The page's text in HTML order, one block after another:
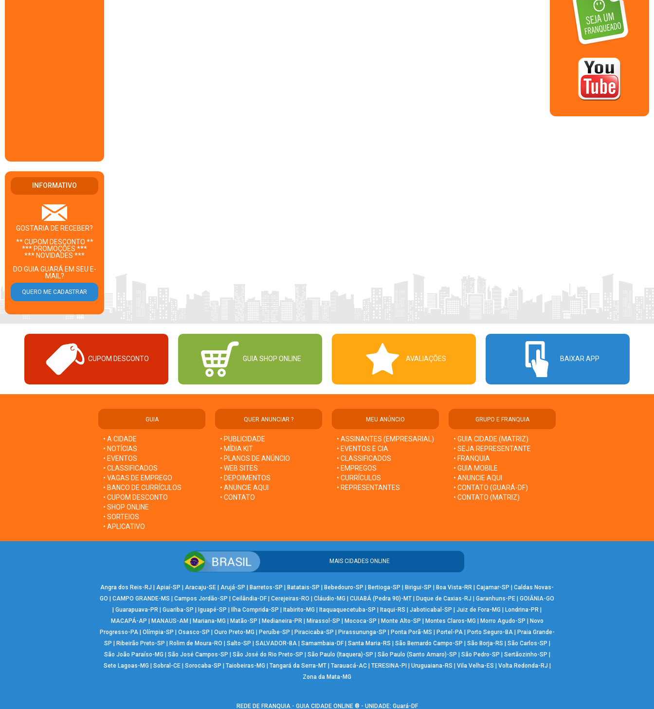
INFORMATIVO
GOSTARIA DE RECEBER?
** CUPOM DESCONTO **
*** PROMOÇÕES ***
*** NOVIDADES ***
DO GUIA GUARÁ EM SEU E-
MAIL?
CUPOM DESCONTO GUIA SHOP ONLINE AVALIAÇÕES BAIXAR APP
GUIA
• A CIDADE
• NOTÍCIAS
• EVENTOS
• CLASSIFICADOS
• VAGAS DE EMPREGO
• BANCO DE CURRÍCULOS
• CUPOM DESCONTO
• SHOP ONLINE
• SORTEIOS
• APLICATIVO
QUER ANUNCIAR ?
• PUBLICIDADE
• MÍDIA KIT
• PLANOS DE ANÚNCIO
• WEB SITES
• DEPOIMENTOS
• ANUNCIE AQUI
• CONTATO
MEU ANÚNCIO
• ASSINANTES (EMPRESARIAL)
• EVENTOS E CIA
• CLASSIFICADOS
• EMPREGOS
• CURRÍCULOS
• REPRESENTANTES
GRUPO E FRANQUIA
• GUIA CIDADE (MATRIZ)
• SEJA REPRESENTANTE
• FRANQUIA
• GUIA MOBILE
• ANUNCIE AQUI
• CONTATO (GUARÁ-DF)
• CONTATO (MATRIZ)
MAIS CIDADES ONLINE
Angra dos Reis-RJ | Apiaí-SP | Aracaju-SE | Arujá-SP | Barretos-SP | Batatais-SP | Bebedouro-SP | Bertioga-SP | Birigui-SP | Boa Vista-RR | Cajamar-SP | Caldas Novas-
GO | CAMPO GRANDE-MS | Campos Jordão-SP | Ceilândia-DF | Cerejeiras-RO | Cláudio-MG | CUIABÁ (Pedra 90)-MT | Duque de Caxias-RJ | Garanhuns-PE | GOIÂNIA-GO
| Guarapuava-PR | Guariba-SP | Iguapé-SP | Ilha Comprida-SP | Itabirito-MG | Itaquaquecetuba-SP | Itaqui-RS | Jaboticabal-SP | Juiz de Fora-MG | Londrina-PR |
MACAPÁ-AP | MANAUS-AM | Mariana-MG | Matão-SP | Medianeira-PR | Mirassol-SP | Mococa-SP | Monte Alto-SP | Montes Claros-MG | Morro Agudo-SP | Novo
Progresso-PA| Olímpia-SP | Osasco-SP | Ouro Preto-MG | Peruíbe-SP | Piracicaba-SP | Pirassununga-SP | Ponta Porã-MS | Portel-PA| Porto Seguro-BA| Praia Grande-
SP | Ribeirão Preto-SP | Rolim de Moura-RO | Salto-SP | SALVADOR-BA| Samambaia-DF| Santa Maria-RS | São Bernardo Campo-SP | São Borja-RS | São Carlos-SP |
São João Paraíso-MG | São José Campos-SP | São José do Rio Preto-SP | São Paulo (Itaquera)-SP | São Paulo (Santo Amaro)-SP | São Pedro-SP | Sertãozinho-SP |
Sete Lagoas-MG | Sobral-CE| Sorocaba-SP | Taiobeiras-MG | Tangará da Serra-MT| Tarauacá-AC| TERESINA-PI | Uruguaiana-RS | Vila Velha-ES | Volta Redonda-RJ |
Zona da Mata-MG
REDE DE FRANQUIA - GUIA CIDADE ONLINE ® - UNIDADE: Guará-DF